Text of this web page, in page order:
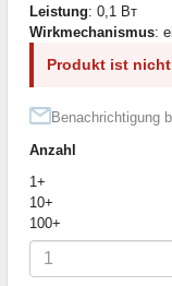
Leistung: 0,1 Вт
Wirkmechanismus:
Produkt ist
Benachrichtigung
Anzahl
1+
10+
100+